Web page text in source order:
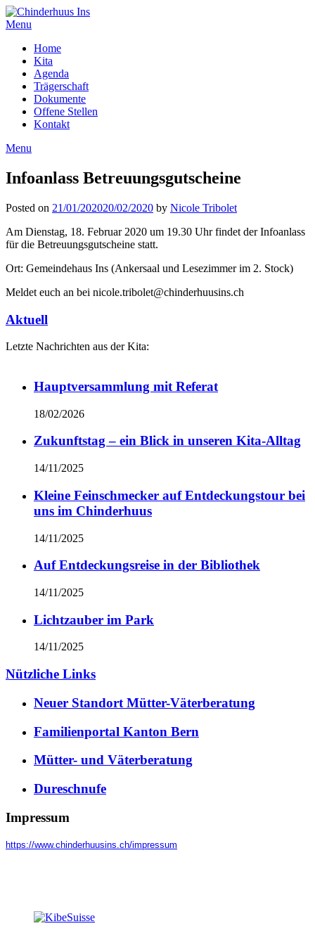
Menu
Home
Kita
Agenda
Trägerschaft
Dokumente
Offene Stellen
Kontakt
Menu
Infoanlass Betreuungsgutscheine
Posted on 21/01/202020/02/2020 by Nicole Tribolet
Am Dienstag, 18. Februar 2020 um 19.30 Uhr findet der Infoanlass
für die Betreuungsgutscheine statt.
Ort: Gemeindehaus Ins (Ankersaal und Lesezimmer im 2. Stock)
Meldet euch an bei nicole.tribolet@chinderhuusins.ch
Aktuell
Letzte Nachrichten aus der Kita:
Hauptversammlung mit Referat
18/02/2026
Zukunftstag – ein Blick in unseren Kita-Alltag
14/11/2025
Kleine Feinschmecker auf Entdeckungstour bei
uns im Chinderhuus
14/11/2025
Auf Entdeckungsreise in der Bibliothek
14/11/2025
Lichtzauber im Park
14/11/2025
Nützliche Links
Neuer Standort Mütter-Väterberatung
Familienportal Kanton Bern
Mütter- und Väterberatung
Dureschnufe
Impressum
https://www.chinderhuusins.ch/impressum